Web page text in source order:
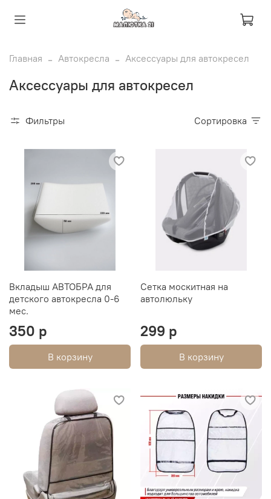
Главная Автокресла Аксессуары для автокресел
Аксессуары для автокресел
Фильтры Сортировка
Вкладыш АВТОБРА для
детского автокресла 0-6
мес.
350 р
В корзину
Сетка москитная на
автолюльку
299 р
В корзину